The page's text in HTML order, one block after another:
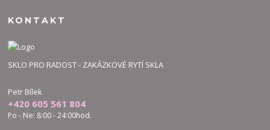
KONTAKT
SKLO PRO RADOST - ZAKÁZKOVÉ RYTÍ SKLA
Petr Bílek
+420 605 561 804
Po - Ne: 8:00 - 24:00hod.